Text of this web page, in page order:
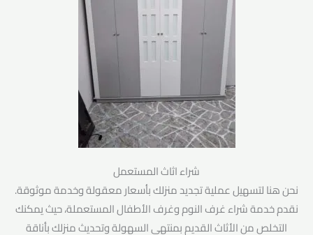
شراء اثاث المستعمل
نحن هنا لتسهيل عملية تجديد منزلك بأسعار معقولة وخدمة موثوقة.
نقدم خدمة شراء غرف النوم وغرف الأطفال المستعملة، حيث يمكنك
التخلص من الأثاث القديم بمنتهى السهولة وتحديث منزلك بأناقة